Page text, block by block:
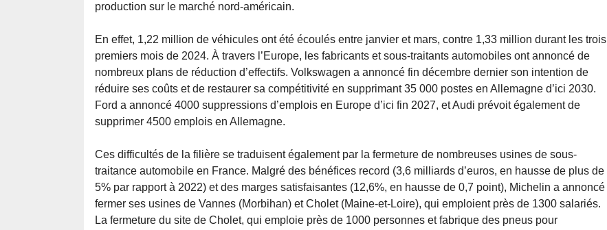
production sur le marché nord-américain.
En effet, 1,22 million de véhicules ont été écoulés entre janvier et mars, contre 1,33 million durant les trois
premiers mois de 2024. À travers l’Europe, les fabricants et sous-traitants automobiles ont annoncé de
nombreux plans de réduction d’effectifs. Volkswagen a annoncé fin décembre dernier son intention de
réduire ses coûts et de restaurer sa compétitivité en supprimant 35 000 postes en Allemagne d’ici 2030.
Ford a annoncé 4000 suppressions d’emplois en Europe d’ici fin 2027, et Audi prévoit également de
supprimer 4500 emplois en Allemagne.
Ces difficultés de la filière se traduisent également par la fermeture de nombreuses usines de sous-
traitance automobile en France. Malgré des bénéfices record (3,6 milliards d’euros, en hausse de plus de
5% par rapport à 2022) et des marges satisfaisantes (12,6%, en hausse de 0,7 point), Michelin a annoncé
fermer ses usines de Vannes (Morbihan) et Cholet (Maine-et-Loire), qui emploient près de 1300 salariés.
La fermeture du site de Cholet, qui emploie près de 1000 personnes et fabrique des pneus pour